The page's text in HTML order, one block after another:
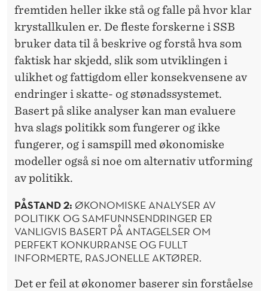
fremtiden heller ikke stå og falle på hvor klar
krystallkulen er. De fleste forskerne i SSB
bruker data til å beskrive og forstå hva som
faktisk har skjedd, slik som utviklingen i
ulikhet og fattigdom eller konsekvensene av
endringer i skatte- og stønadssystemet.
Basert på slike analyser kan man evaluere
hva slags politikk som fungerer og ikke
fungerer, og i samspill med økonomiske
modeller også si noe om alternativ utforming
av politikk.
PÅSTAND 2: ØKONOMISKE ANALYSER AV
POLITIKK OG SAMFUNNSENDRINGER ER
VANLIGVIS BASERT PÅ ANTAGELSER OM
PERFEKT KONKURRANSE OG FULLT
INFORMERTE, RASJONELLE AKTØRER.
Det er feil at økonomer baserer sin forståelse